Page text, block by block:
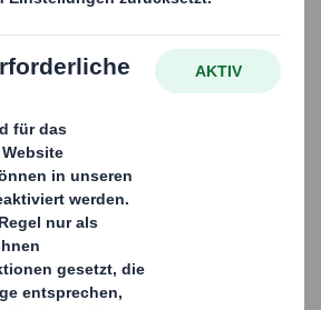
Berlin Expo am
2018
Expo 2018, die am 15.
mehr als 4.000 Besucher,
Redner (u. a. von Google,
eBay) aus dem gesamten E-
um sich zu informieren